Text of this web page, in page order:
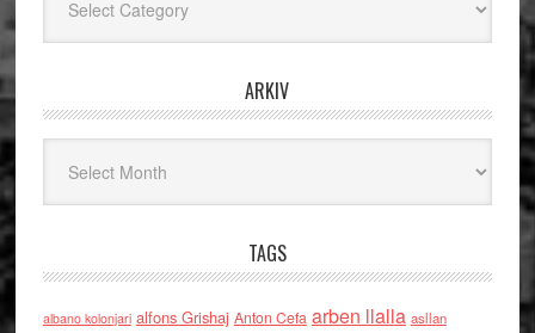
ARKIV
TAGS
albano kolonjari alfons Grishaj Anton Cefa arben llalla asllan